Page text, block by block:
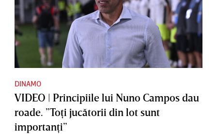
DINAMO
VIDEO | Principiile lui Nuno Campos dau
roade. ”Toţi jucătorii din lot sunt
importanţi”